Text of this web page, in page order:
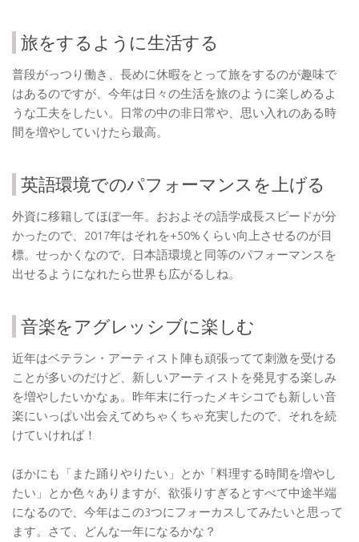
旅をするように生活する
普段がっつり働き、長めに休暇をとって旅をするのが趣味で
はあるのですが、今年は日々の生活を旅のように楽しめるよ
うな工夫をしたい。日常の中の非日常や、思い入れのある時
間を増やしていけたら最高。
英語環境でのパフォーマンスを上げる
外資に移籍してほぼ一年。おおよその語学成長スピードが分
かったので、2017年はそれを+50%くらい向上させるのが目
標。せっかくなので、日本語環境と同等のパフォーマンスを
出せるようになれたら世界も広がるしね。
音楽をアグレッシブに楽しむ
近年はベテラン・アーティスト陣も頑張ってて刺激を受ける
ことが多いのだけど、新しいアーティストを発見する楽しみ
を増やしたいかなぁ。昨年末に行ったメキシコでも新しい音
楽にいっぱい出会えてめちゃくちゃ充実したので、それを続
けていければ！
ほかにも「また踊りやりたい」とか「料理する時間を増やし
たい」とか色々ありますが、欲張りすぎるとすべて中途半端
になるので、今年はこの3つにフォーカスしてみたいと思って
ます。さて、どんな一年になるかな？